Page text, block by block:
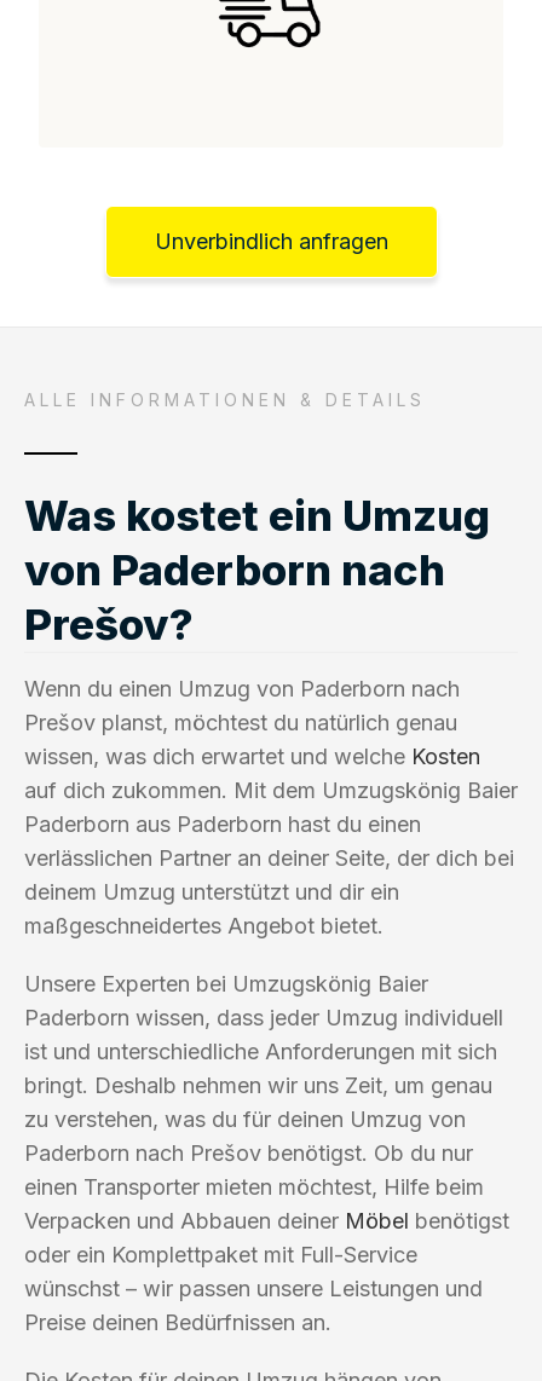
Unverbindlich anfragen
ALLE INFORMATIONEN & DETAILS
Was kostet ein Umzug
von Paderborn nach
Prešov?
Wenn du einen Umzug von Paderborn nach
Prešov planst, möchtest du natürlich genau
wissen, was dich erwartet und welche Kosten
auf dich zukommen. Mit dem Umzugskönig Baier
Paderborn aus Paderborn hast du einen
verlässlichen Partner an deiner Seite, der dich bei
deinem Umzug unterstützt und dir ein
maßgeschneidertes Angebot bietet.
Unsere Experten bei Umzugskönig Baier
Paderborn wissen, dass jeder Umzug individuell
ist und unterschiedliche Anforderungen mit sich
bringt. Deshalb nehmen wir uns Zeit, um genau
zu verstehen, was du für deinen Umzug von
Paderborn nach Prešov benötigst. Ob du nur
einen Transporter mieten möchtest, Hilfe beim
Verpacken und Abbauen deiner Möbel benötigst
oder ein Komplettpaket mit Full-Service
wünschst – wir passen unsere Leistungen und
Preise deinen Bedürfnissen an.